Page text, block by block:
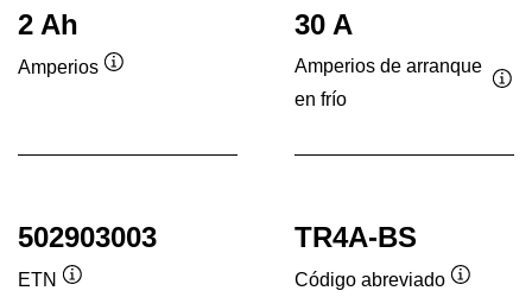
2 Ah
Amperios
30 A
Amperios de arranque
en frío
502903003
ETN
TR4A-BS
Código abreviado